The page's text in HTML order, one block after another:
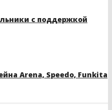
с поддержкой
Arena, Speedo, Funkita